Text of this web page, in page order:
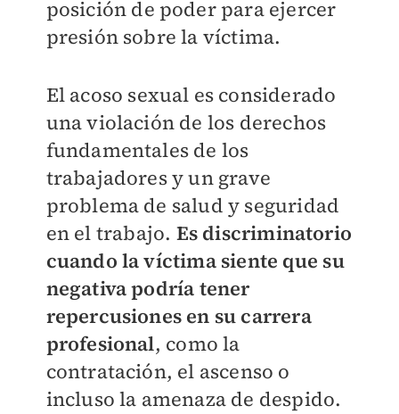
posición de poder para ejercer
presión sobre la víctima.
El acoso sexual es considerado
una violación de los derechos
fundamentales de los
trabajadores y un grave
problema de salud y seguridad
en el trabajo. Es discriminatorio
cuando la víctima siente que su
negativa podría tener
repercusiones en su carrera
profesional, como la
contratación, el ascenso o
incluso la amenaza de despido.